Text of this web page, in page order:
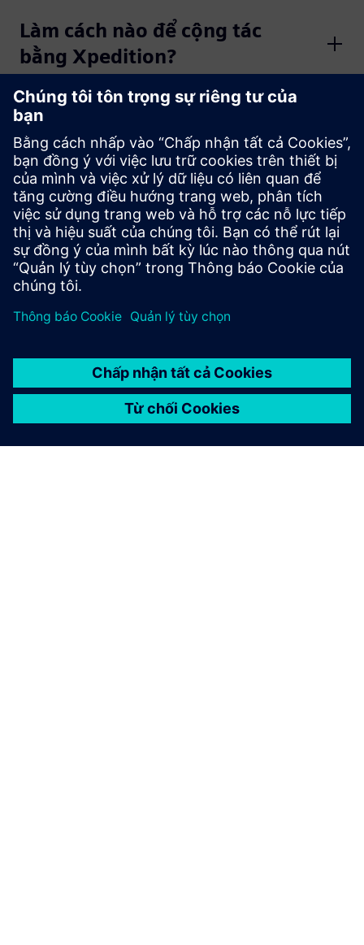
Làm cách nào để cộng tác
bằng Xpedition?
Xpedition hỗ trợ cộng tác
ECAD-MCAD như thế nào?
Các nhóm phân tán có thể làm
việc hiệu quả không?